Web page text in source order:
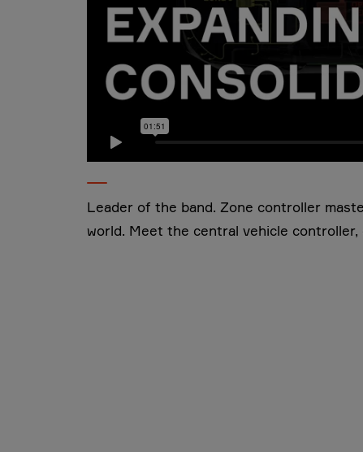
Leader of the band. Zone controller
world. Meet the central vehicle controller,